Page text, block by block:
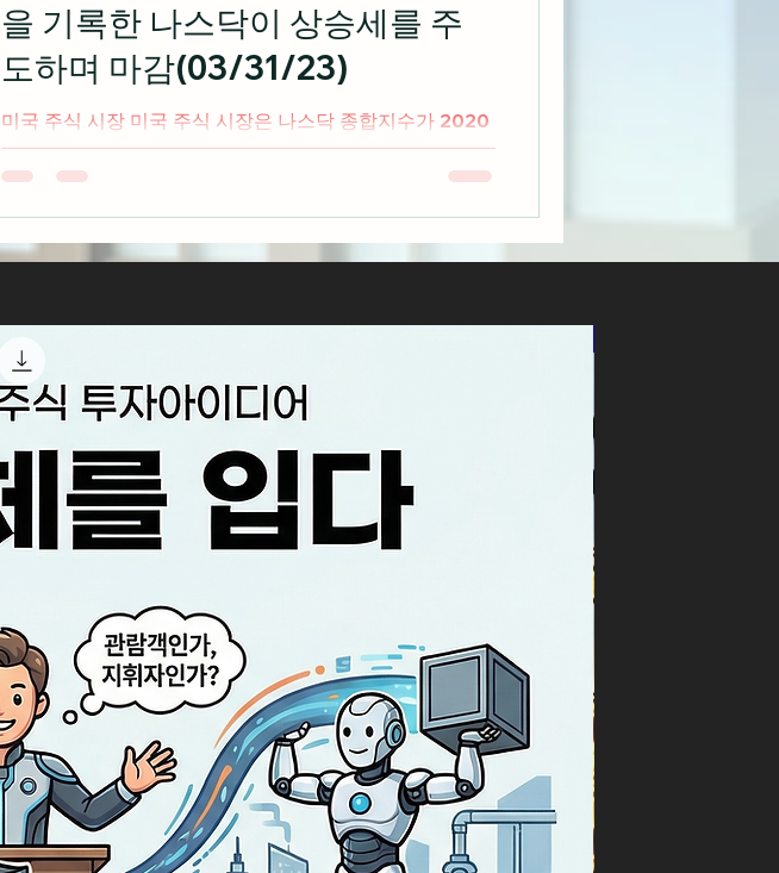
을 기록한 나스닥이 상승세를 주
도하며 마감(03/31/23)
미국 주식 시장 미국 주식 시장은 나스닥 종합지수가 2020
년 이후 최고의 분기 수익률을 기록하면서 상승세를 주도하
며 3대 지수 모두 주간 단위로 상승 마감 출처: cnbc.com 오